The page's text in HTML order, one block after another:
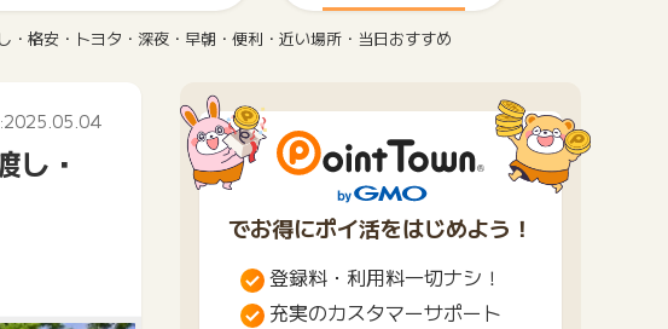
格安・トヨタ・深夜・早朝・便利・近い場所・当日おすすめ
2025.05.04
し・
でお得にポイ活をはじめよう！
登録料・利用料一切ナシ！
充実のカスタマーサポート